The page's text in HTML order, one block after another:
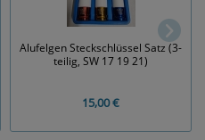
Alufelgen Steckschlüssel Satz (3-
teilig, SW 17 19 21)
15,00 €